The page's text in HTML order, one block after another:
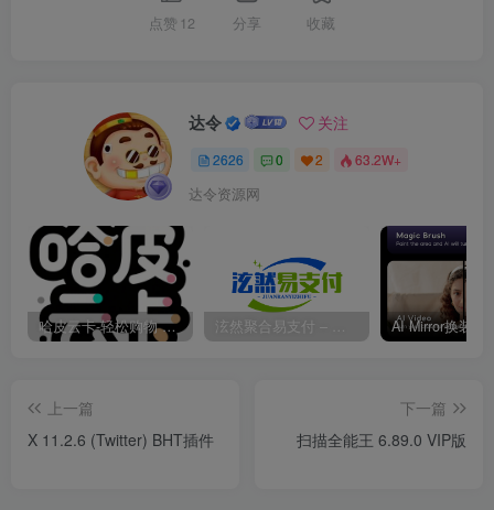
点赞 12 分享 收藏
达令 关注
2626 0 2 63.2W+
达令资源网
哈皮云卡-轻松购物 即买即发 泫然聚合易支付 – 行业领先的免签约支付平台
上一篇
X 11.2.6 (Twitter) BHT插件
下一篇
扫描全能王 6.89.0 VIP版